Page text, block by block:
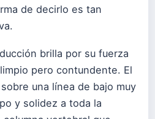
de decirlo es tan
brilla por su fuerza
pero contundente. El
una línea de bajo muy
y solidez a toda la